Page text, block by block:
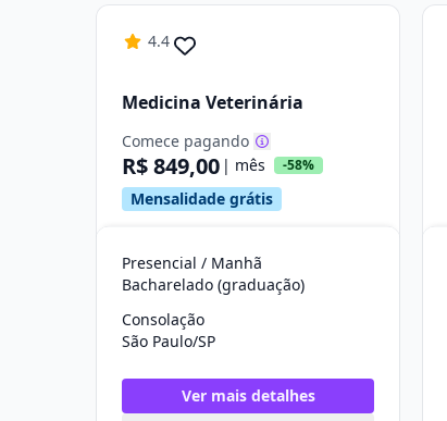
4.4
Medicina Veterinária
Comece pagando
R$ 849,00 | mês -58%
Mensalidade grátis
Presencial / Manhã
Bacharelado (graduação)
Consolação
São Paulo/SP
Ver mais detalhes